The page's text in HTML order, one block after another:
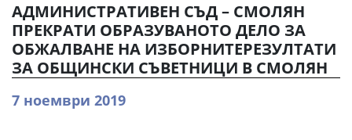
АДМИНИСТРАТИВЕН СЪД – СМОЛЯН
ПРЕКРАТИ ОБРАЗУВАНОТО ДЕЛО ЗА
ОБЖАЛВАНЕ НА ИЗБОРНИТЕРЕЗУЛТАТИ
ЗА ОБЩИНСКИ СЪВЕТНИЦИ В СМОЛЯН
7 ноември 2019